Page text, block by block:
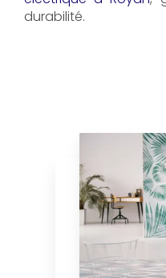
durabilité.